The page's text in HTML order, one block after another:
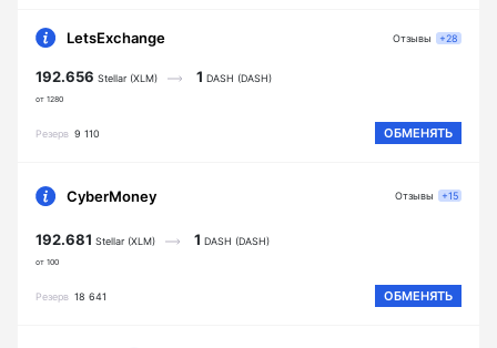
LetsExchange
192.656 Stellar (XLM)
от 1280
1 DASH (DASH)
Резерв 9 110 ОБМЕНЯТЬ
Отзывы +28
CyberMoney
192.681 Stellar (XLM)
от 100
1 DASH (DASH)
Резерв 18 641 ОБМЕНЯТЬ
Отзывы +15